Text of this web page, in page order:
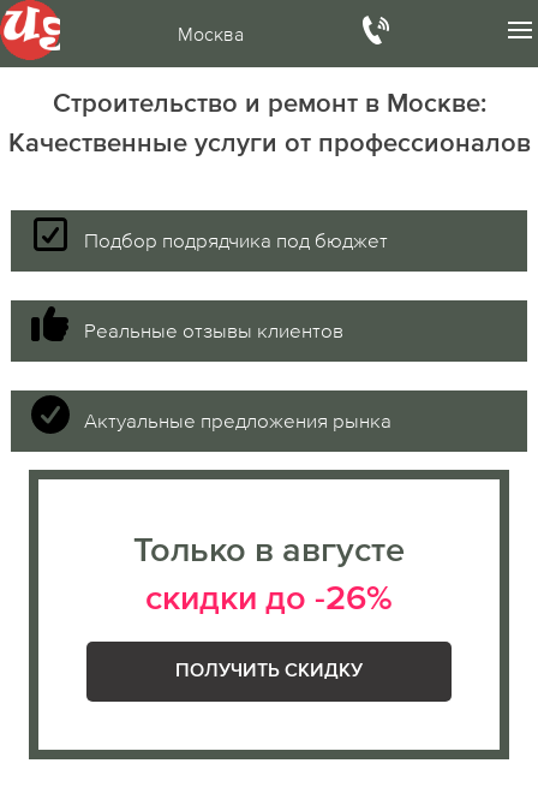
Москва
Строительство и ремонт в Москве:
Качественные услуги от профессионалов
Подбор подрядчика под бюджет
Реальные отзывы клиентов
Актуальные предложения рынка
Только в августе
скидки до -26%
ПОЛУЧИТЬ СКИДКУ